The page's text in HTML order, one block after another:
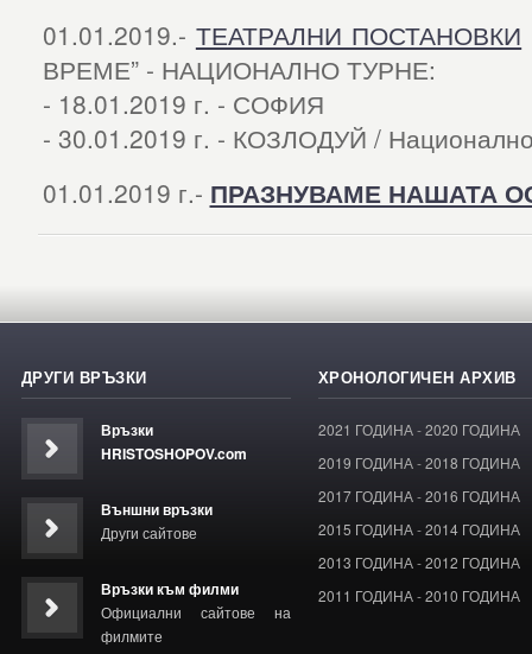
01.01.2019.- ТЕАТРАЛНИ ПОСТАНОВКИ
ВРЕМЕ” - НАЦИОНАЛНО ТУРНЕ:
- 18.01.2019 г. - СОФИЯ
- 30.01.2019 г. - КОЗЛОДУЙ /
01.01.2019 г.- ПРАЗНУВАМЕ НАШАТА
ДРУГИ ВРЪЗКИ
Връзки
HRISTOSHOPOV.com
Външни връзки
Други сайтове
Връзки към филми
Официални сайтове на
филмите
ХРОНОЛОГИЧЕН АРХИВ
2021 ГОДИНА-2020 ГОДИНА
2019 ГОДИНА-2018 ГОДИНА
2017 ГОДИНА-2016 ГОДИНА
2015 ГОДИНА-2014 ГОДИНА
2013 ГОДИНА-2012 ГОДИНА
2011 ГОДИНА-2010 ГОДИНА